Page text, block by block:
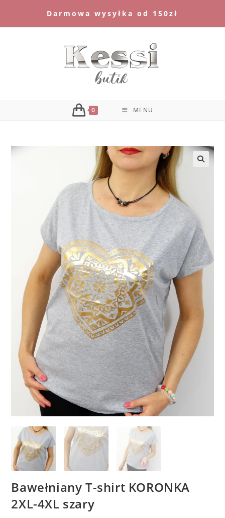
Darmowa wysyłka od 150zł
0 MENU
Bawełniany T-shirt KORONKA
2XL-4XL szary